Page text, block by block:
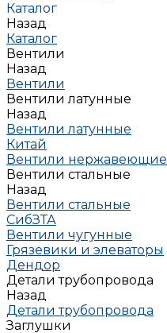
Каталог
Назад
Каталог
Вентили
Назад
Вентили
Вентили латунные
Назад
Вентили латунные
Китай
Вентили нержавеющие
Вентили стальные
Назад
Вентили стальные
СибЗТА
Вентили чугунные
Грязевики и элеваторы
Дендор
Детали трубопровода
Назад
Детали трубопровода
Заглушки